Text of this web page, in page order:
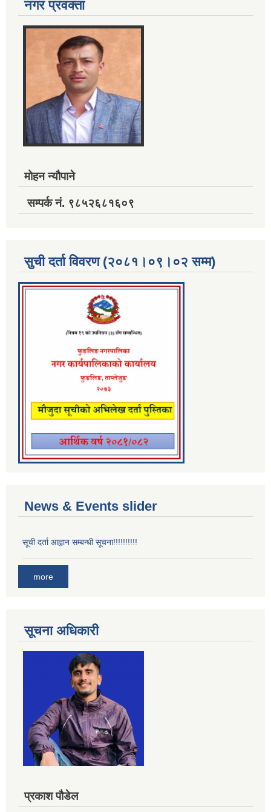
नगर प्रवक्ता
मोहन न्यौपाने
सम्पर्क नं. ९८५२६८१६०९
सुची दर्ता विवरण (२०८१।०९।०२ सम्म)
News & Events slider
सूची दर्ता आह्वान सम्बन्धी सूचना!!!!!!!!!!
more
सूचना अधिकारी
प्रकाश पौडेल